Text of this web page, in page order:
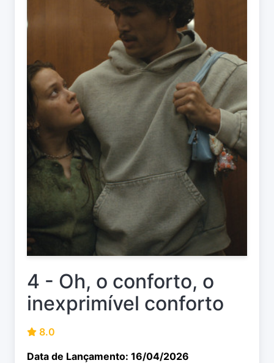
4 - Oh, o conforto, o
inexprimível conforto
8.0
Data de Lançamento: 16/04/2026